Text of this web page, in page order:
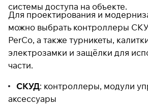
системы доступа на объекте.
Для проектирования и
можно выбратьконтроллеры
PerCo, а также турникеты,
электрозамки и защёлки для
части.
СКУД: контроллеры, модули
аксессуары